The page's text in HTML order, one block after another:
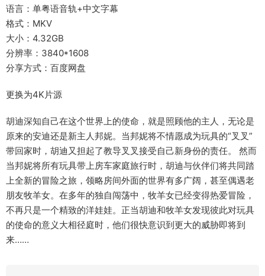
语言：单粤语音轨+中文字幕
格式：MKV
大小：4.32GB
分辨率：3840*1608
分享方式：百度网盘
更换为4K片源
胡迪深知自己在这个世界上的使命，就是照顾他的主人，无论是
原来的安迪还是新主人邦妮。当邦妮将不情愿成为玩具的“叉叉”
带回家时，胡迪又担起了教导叉叉接受自己新身份的责任。 然而
当邦妮将所有玩具带上房车家庭旅行时，胡迪与伙伴们将共同踏
上全新的冒险之旅，领略房间外面的世界有多广阔，甚至偶遇老
朋友牧羊女。在多年的独自闯荡中，牧羊女已经变得热爱冒险，
不再只是一个精致的洋娃娃。正当胡迪和牧羊女发现彼此对玩具
的使命的意义大相径庭时，他们很快意识到更大的威胁即将到
来……